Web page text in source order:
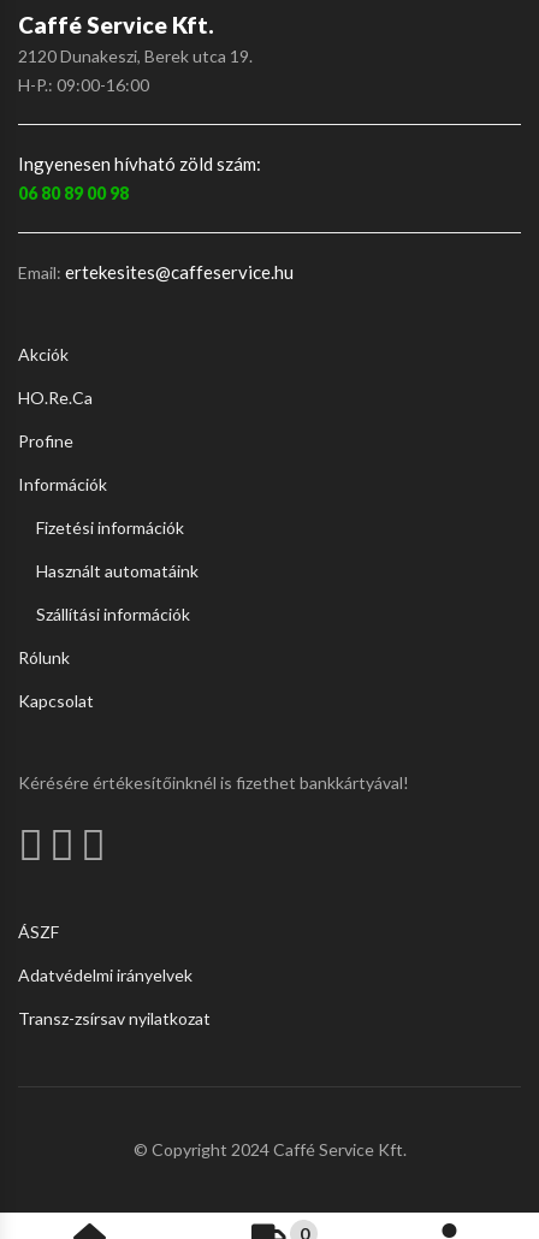
Caffé Service Kft.
2120 Dunakeszi, Berek utca 19.
H-P.: 09:00-16:00
Ingyenesen hívható zöld szám:
06 80 89 00 98
Email: ertekesites@caffeservice.hu
Akciók
HO.Re.Ca
Profine
Információk
Fizetési információk
Használt automatáink
Szállítási információk
Rólunk
Kapcsolat
Kérésére értékesítőinknél is fizethet bankkártyával!
ÁSZF
Adatvédelmi irányelvek
Transz-zsírsav nyilatkozat
© Copyright 2024 Caffé Service Kft.
0